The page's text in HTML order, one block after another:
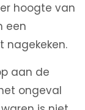
hoogte van
een
nagekeken.
aan de
ongeval